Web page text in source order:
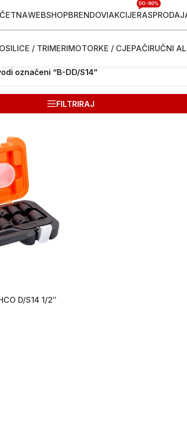
WEBSHOPBRENDOVIAKCIJE
DO -80%
/ TRIMERIMOTORKE / CJEPAČIRUČNI
označeni “B-DD/S14”
FILTRIRAJ
D/S14 1/2″